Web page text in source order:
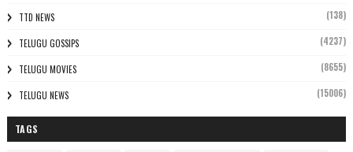
TTD NEWS (138)
TELUGU GOSSIPS (4237)
TELUGU MOVIES (8655)
TELUGU NEWS (15006)
TAGS